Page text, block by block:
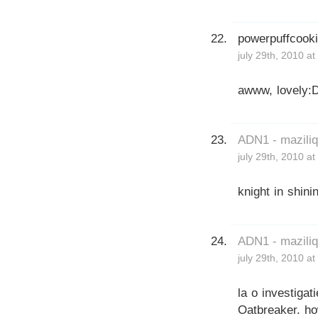
july 29th, 2010
awww,
ADN1 -
july 29th, 2010
knight in
ADN1 -
july 29th, 2010
la o
Oatbreaker.